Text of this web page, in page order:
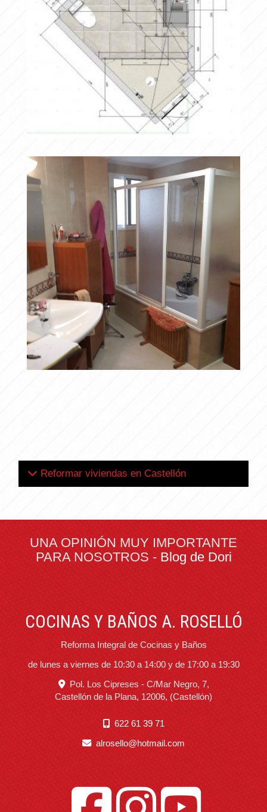
Ampliar
Reformar viviendas en Castellón
UNA OPINIÓN MUY IMPORTANTE
PARA NOSOTROS - Blog de Dori
COCINAS Y BAÑOS A. ROSELLÓ
Reforma Integral de Cocinas y Baños
de lunes a viernes de 10:30 a 14:00 y de 17:00 a 19:30
Pol. Los Cipreses - C/Mar Negro, 7,
Castellón de la Plana, 12006, (Castellón)
622 61 39 71
alrosello
hotmail.com